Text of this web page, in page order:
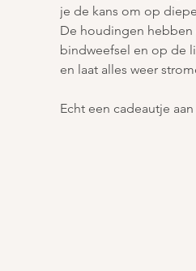
je de kans om op
De houdingen hebben
bindweefsel en op de
en laat alles weer
Echt een cadeautje